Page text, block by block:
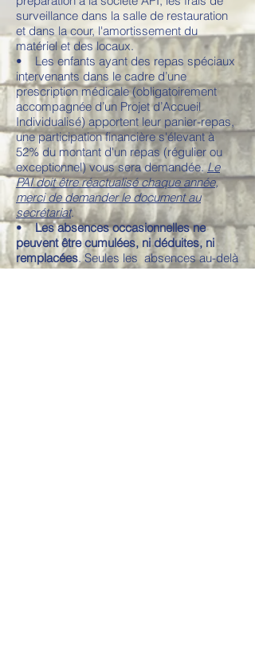
surveillance dans la salle de restauration
et dans la cour, l'amortissement du
matériel et des locaux.
• Les enfants ayant des repas spéciaux
intervenants dans le cadre d’une
prescription médicale (obligatoirement
accompagnée d’un Projet d’Accueil
Individualisé) apportent leur panier-repas,
une participation financière s'élevant à
52% du montant d'un repas (régulier ou
exceptionnel) vous sera demandée.Le
PAI doit être réactualisé chaque année,
merci de demander le document au
secrétariat.
•Les absences occasionnelles ne
peuvent être cumulées, ni déduites, ni
remplacées. Seules les absences au-delà
de 4 jours de classe consécutifs